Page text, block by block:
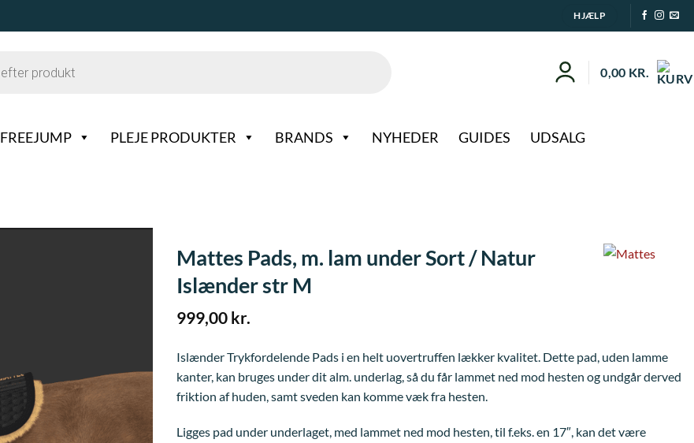
HJÆLP
0,00 KR.
FREEJUMP PLEJE PRODUKTER BRANDS NYHEDER GUIDES UDSALG
Mattes Pads, m. lam under Sort / Natur
Islænder str M
999,00 kr.
Islænder Trykfordelende Pads i en helt uovertruffen lækker kvalitet. Dette pad, uden lamme
kanter, kan bruges under dit alm. underlag, så du får lammet ned mod hesten og undgår derved
friktion af huden, samt sveden kan komme væk fra hesten.
Ligges pad under underlaget, med lammet ned mod hesten, til f.eks. en 17″, kan det være